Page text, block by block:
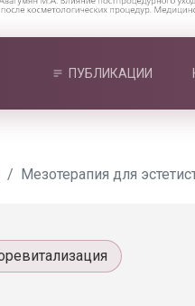
ПУБЛИКАЦИИ
Мезотерапия для